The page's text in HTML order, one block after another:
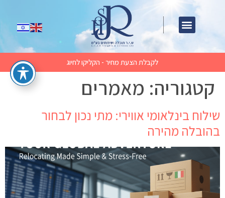
לקבלת הצעת מחיר - הקליקו לחיוג
קטגוריה: מאמרים
שילוח בינלאומי אווירי: מתי נכון לבחור
בהובלה מהירה